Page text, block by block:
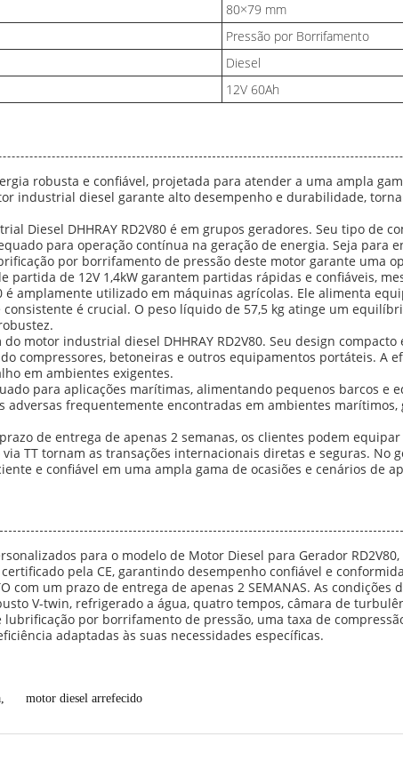
80×79 mm
Pressão por Borrifamento
Diesel
12V 60Ah
robusta e confiável, projetada para atender a uma ampla
industrial diesel garante alto desempenho e durabilidade,
Diesel DHHRAY RD2V80 é em grupos geradores. Seu tipo de
para operação contínua na geração de energia. Seja para
por borrifamento de pressão deste motor garante uma
de 12V 1,4kW garantem partidas rápidas e confiáveis,
amplamente utilizado em máquinas agrícolas. Ele alimenta
é crucial. O peso líquido de 57,5 kg atinge um
motor industrial diesel DHHRAY RD2V80. Seu design compacto
compressores, betoneiras e outros equipamentos portáteis. A
em ambientes exigentes.
para aplicações marítimas, alimentando pequenos barcos
adversas frequentemente encontradas em ambientes
de entrega de apenas 2 semanas, os clientes podem
TT tornam as transações internacionais diretas e seguras. No
e confiável em uma ampla gama de ocasiões e cenários de
para o modelo de Motor Diesel para Gerador
pela CE, garantindo desempenho confiável e
um prazo de entrega de apenas 2 SEMANAS. As condições
V-twin, refrigerado a água, quatro tempos, câmara de
por borrifamento de pressão, uma taxa de
adaptadas às suas necessidades específicas.
, motor diesel arrefecido